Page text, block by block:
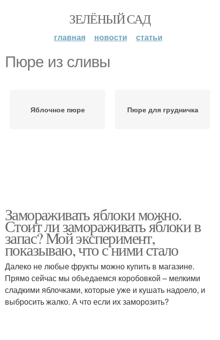
ЗЕЛЁНЫЙ САД
главная новости статьи
Пюре из сливы
Яблочное пюре Пюре для грудничка
Замораживать яблоки можно.
Стоит ли замораживать яблоки в
запас? Мой эксперимент,
показываю, что с ними стало
Далеко не любые фрукты можно купить в магазине.
Прямо сейчас мы объедаемся коробовкой – мелкими
сладкими яблочками, которые уже и кушать надоело, и
выбросить жалко. А что если их заморозить?